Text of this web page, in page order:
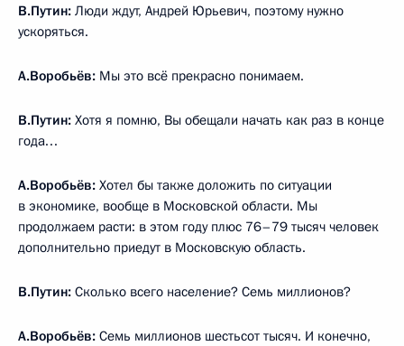
В.Путин: Люди ждут, Андрей Юрьевич, поэтому нужно
ускоряться.
А.Воробьёв: Мы это всё прекрасно понимаем.
В.Путин: Хотя я помню, Вы обещали начать как раз в конце
года…
А.Воробьёв: Хотел бы также доложить по ситуации
в экономике, вообще в Московской области. Мы
продолжаем расти: в этом году плюс 76–79 тысяч человек
дополнительно приедут в Московскую область.
В.Путин: Сколько всего население? Семь миллионов?
А.Воробьёв: Семь миллионов шестьсот тысяч. И конечно,